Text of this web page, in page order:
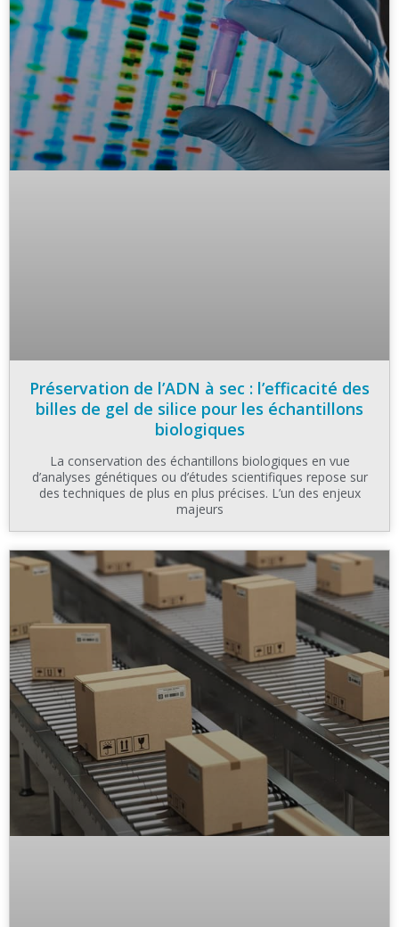
Préservation de l’ADN à sec : l’efficacité des
billes de gel de silice pour les échantillons
biologiques
La conservation des échantillons biologiques en vue
d’analyses génétiques ou d’études scientifiques repose sur
des techniques de plus en plus précises. L’un des enjeux
majeurs